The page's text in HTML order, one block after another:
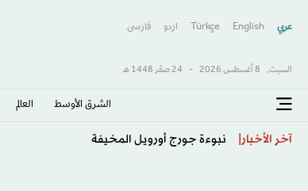
عربي English
Türkçe اردو فارسى
السبت, 8 أغسطس 2026 - 24 صفَر 1448 هـ
الشرق الأوسط​ العالم
آخر الأخبار
إصابة 3 عسكريين لبنانيين خلال تفكيك ذخائر في جنوب البلاد